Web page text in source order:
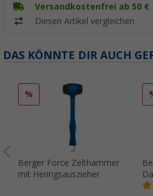
Versandkostenfrei ab 50 €
Diesen Artikel vergleichen
DAS KÖNNTE DIR AUCH
%
Berger Force Zelthammer
mit Heringsauszieher